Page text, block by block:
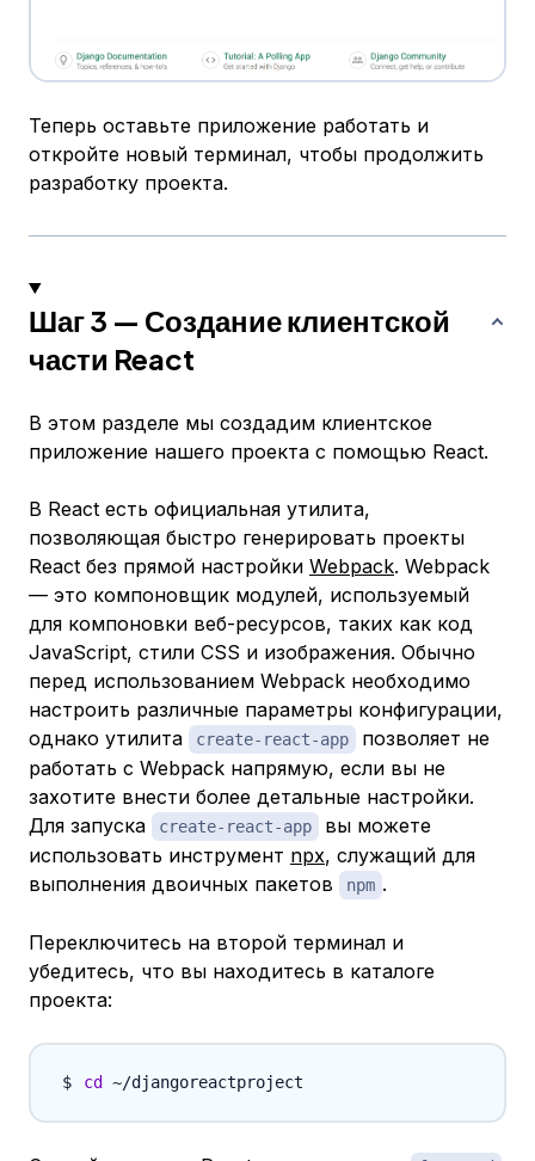
Теперь оставьте приложение работать и
откройте новый терминал, чтобы продолжить
разработку проекта.
Шаг 3 — Создание клиентской
части React
В этом разделе мы создадим клиентское
приложение нашего проекта с помощью React.
В React есть официальная утилита,
позволяющая быстро генерировать проекты
React без прямой настройки Webpack. Webpack
— это компоновщик модулей, используемый
для компоновки веб-ресурсов, таких как код
JavaScript, стили CSS и изображения. Обычно
перед использованием Webpack необходимо
настроить различные параметры конфигурации,
однако утилита
create-react-app
позволяет не
работать с Webpack напрямую, если вы не
захотите внести более детальные настройки.
Для запуска
create-react-app
вы можете
использовать инструмент npx, служащий для
выполнения двоичных пакетов
npm .
Переключитесь на второй терминал и
убедитесь, что вы находитесь в каталоге
проекта:
cd